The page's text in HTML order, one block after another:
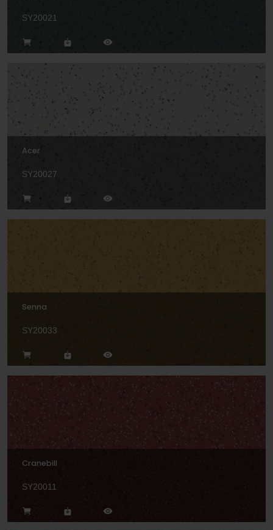
SY20021
Acer
SY20027
Senna
SY20033
Cranebill
SY20011